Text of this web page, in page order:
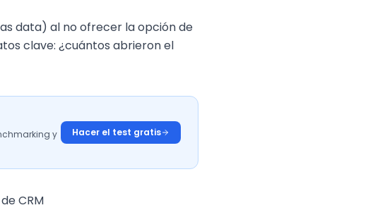
data) al no ofrecer la opción de
clave: ¿cuántos abrieron el
y
Hacer el test gratis
CRM